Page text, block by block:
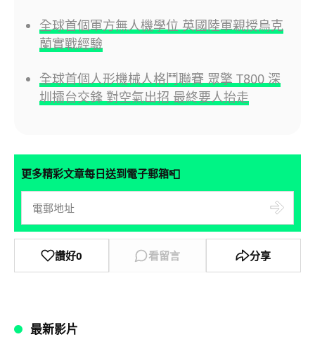
全球首個軍方無人機學位 英國陸軍親授烏克
蘭實戰經驗
全球首個人形機械人格鬥聯賽 眾擎 T800 深
圳擂台交鋒 對空氣出招 最終要人抬走
更多精彩文章每日送到電子郵箱📮
讚好0 看留言 分享
最新影片